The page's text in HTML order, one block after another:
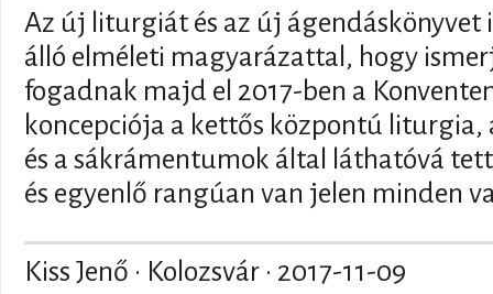
Az új liturgiát és az új ágendáskönyvet
álló elméleti magyarázattal, hogy
fogadnak majd el 2017-ben a
koncepciója a kettős központú liturgia,
és a sákrámentumok által láthatóvá
és egyenlő rangúan van jelen minden
Kiss Jenő · Kolozsvár · 2017-11-09